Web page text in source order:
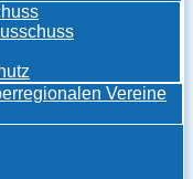
Vereine